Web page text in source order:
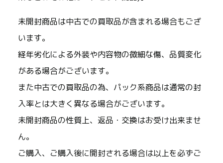
未開封商品は中古での買取品が含まれる場合もござ
います。
経年劣化による外装や内容物の微細な傷、品質変化
がある場合がございます。
また中古での買取品の為、パック系商品は通常の封
入率とは大きく異なる場合がございます。
未開封商品の性質上、返品・交換はお受け出来ませ
ん。
ご購入、ご購入後に開封される場合は以上を必ずご